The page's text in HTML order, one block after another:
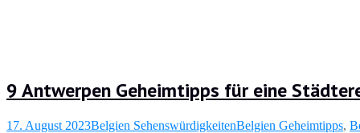
9 Antwerpen Geheimtipps für eine
17. August 2023Belgien SehenswürdigkeitenBelgien Geheimtipps,